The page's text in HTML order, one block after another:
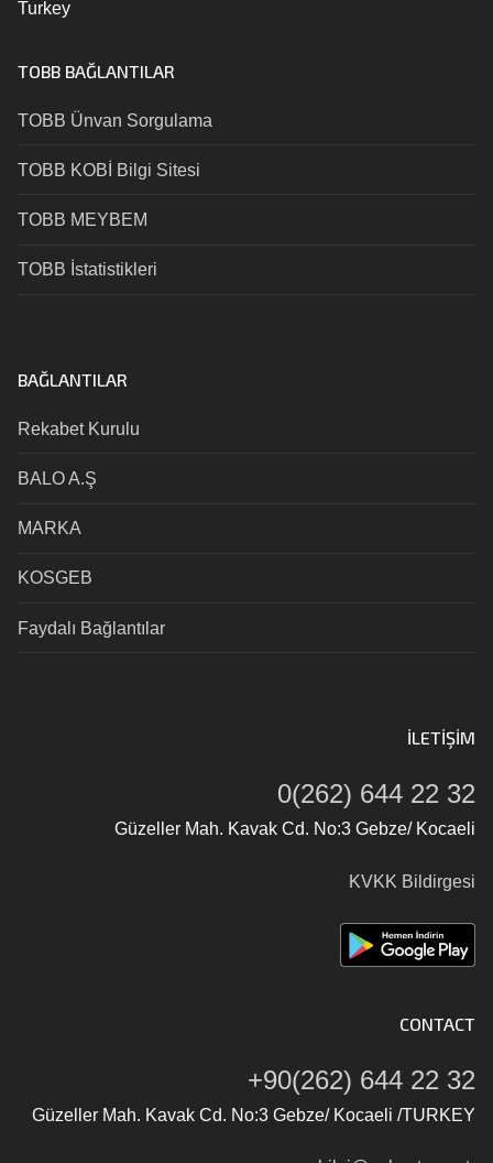
Turkey
TOBB BAĞLANTILAR
TOBB Ünvan Sorgulama
TOBB KOBİ Bilgi Sitesi
TOBB MEYBEM
TOBB İstatistikleri
BAĞLANTILAR
Rekabet Kurulu
BALO A.Ş
MARKA
KOSGEB
Faydalı Bağlantılar
İLETIŞIM
0(262) 644 22 32
Güzeller Mah. Kavak Cd. No:3 Gebze/ Kocaeli
KVKK Bildirgesi
CONTACT
+90(262) 644 22 32
Güzeller Mah. Kavak Cd. No:3 Gebze/ Kocaeli /TURKEY